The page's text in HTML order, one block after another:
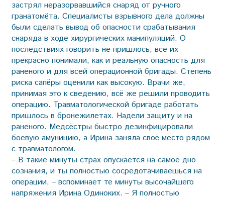
застрял неразорвавшийся снаряд от ручного
гранатомёта. Специалисты взрывного дела должны
были сделать вывод об опасности срабатывания
снаряда в ходе хирургических манипуляций. О
последствиях говорить не пришлось, все их
прекрасно понимали, как и реальную опасность для
раненого и для всей операционной бригады. Степень
риска сапёры оценили как высокую. Врачи же,
принимая это к сведению, всё же решили проводить
операцию. Травматологической бригаде работать
пришлось в бронежилетах. Надели защиту и на
раненого. Медсёстры быстро дезинфицировали
боевую амуницию, а Ирина заняла своё место рядом
с травматологом.
– В такие минуты страх опускается на самое дно
сознания, и ты полностью сосредотачиваешься на
операции, – вспоминает те минуты высочайшего
напряжения Ирина Одиноких. – Я полностью